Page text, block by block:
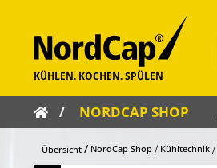
NORDCAP SHOP
Übersicht NordCap Shop Kühltechnik